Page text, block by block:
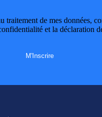
traitement de mes données,
et la déclaration
M'Inscrire